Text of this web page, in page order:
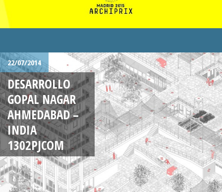
22/07/2014
DESARROLLO
GOPAL NAGAR
AHMEDABAD –
INDIA
1302PJCOM